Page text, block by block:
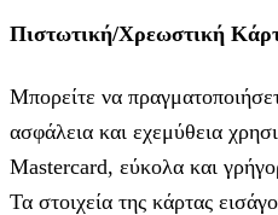
Πιστωτική/Χρεωστική
Μπορείτε να
ασφάλεια και εχεμύθεια
Mastercard, εύκολα και
Τα στοιχεία της κάρτας